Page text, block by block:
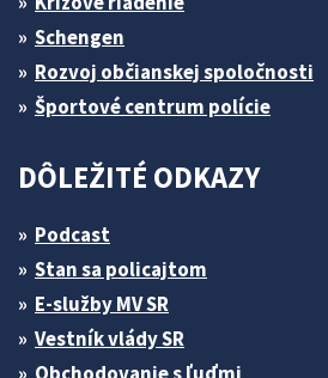
Schengen
Rozvoj občianskej spoločnosti
Športové centrum polície
DÔLEŽITÉ ODKAZY
Podcast
Stan sa policajtom
E-služby MV SR
Vestník vlády SR